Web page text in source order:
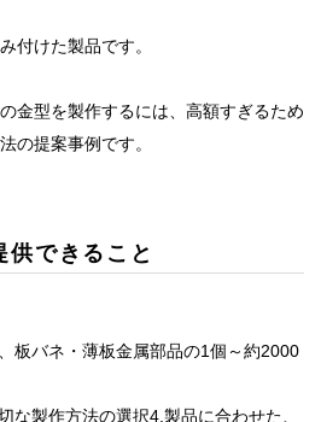
付けた製品です。
金型を製作するには、高額すぎるため
の提案事例です。
供できること
板バネ・薄板金属部品の1個～約2000
な製作方法の選択4.製品に合わせた、